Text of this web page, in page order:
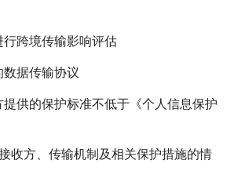
行跨境传输影响评估
数据传输协议
提供的保护标准不低于《个人信息保护
收方、传输机制及相关保护措施的情